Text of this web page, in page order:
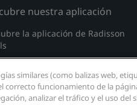
nuestra aplicación
la aplicación de Radisson
similares (como balizas web,
correcto funcionamiento de la
analizar el tráfico y el uso del